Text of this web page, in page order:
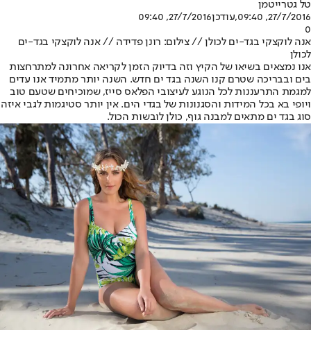
טל גטרייטמן
27/7/2016, 09:40
,עודכן27/7/2016, 09:40
0
אנה לוקצקי בגד-ים לכולן // צילום: רונן פדידה // אנה לוקצקי בגד-ים
לכולן
אנו נמצאים בשיאו של הקיץ וזה בדיוק הזמן לקריאה אחרונה למתרחצות
בים ובבריכה שטרם קנו השנה בגד ים חדש. השנה יותר מתמיד אנו עדים
למגמת התרעננות לכל הנוגע לעיצובי הפלאס סייז, שמוכיחים שטעם טוב
ויופי בא בכל המידות והסגנונות של בגדי הים. אין יותר סטיגמות לגבי איזה
סוג בגד ים מתאים למבנה גוף, כולן לובשות הכול.